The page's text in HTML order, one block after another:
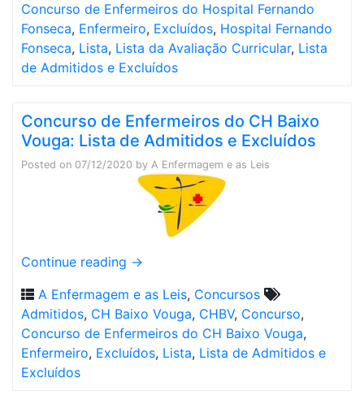
Concurso de Enfermeiros do Hospital Fernando
Fonseca, Enfermeiro, Excluídos, Hospital Fernando
Fonseca, Lista, Lista da Avaliação Curricular, Lista
de Admitidos e Excluídos
Concurso de Enfermeiros do CH Baixo
Vouga: Lista de Admitidos e Excluídos
Posted on 07/12/2020 by A Enfermagem e as Leis
Continue reading →
A Enfermagem e as Leis, Concursos
Admitidos, CH Baixo Vouga, CHBV, Concurso,
Concurso de Enfermeiros do CH Baixo Vouga,
Enfermeiro, Excluídos, Lista, Lista de Admitidos e
Excluídos